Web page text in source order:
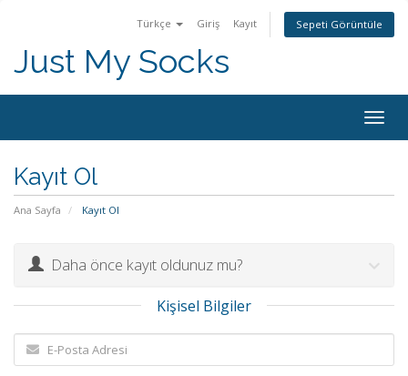
Türkçe Giriş Kayıt Sepeti Görüntüle
Just My Socks
Kayıt Ol
Ana Sayfa Kayıt Ol
Daha önce kayıt oldunuz mu?
Kişisel Bilgiler